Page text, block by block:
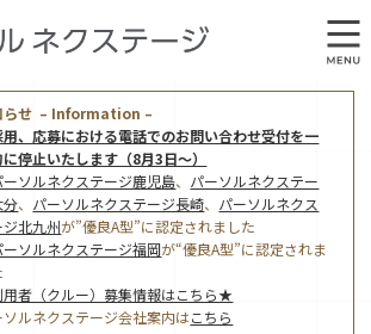
クセス
らせ – Information –
用、応募における電話でのお問い合わせ受付を一
停止いたします（8月3日～）
ーソルネクステージ鹿児島、 パーソルネクステー
分、 パーソルネクステージ長崎、 パーソルネクス
ジ北九州が”優良A型”に認定されました
ーソルネクステージ福岡が“優良A型”に認定されま
者（クルー）募集情報はこちら★
ソルネクステージ会社案内はこちら